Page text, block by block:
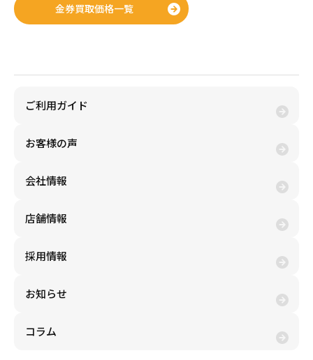
金券買取価格一覧
ご利用ガイド
お客様の声
会社情報
店舗情報
採用情報
お知らせ
コラム